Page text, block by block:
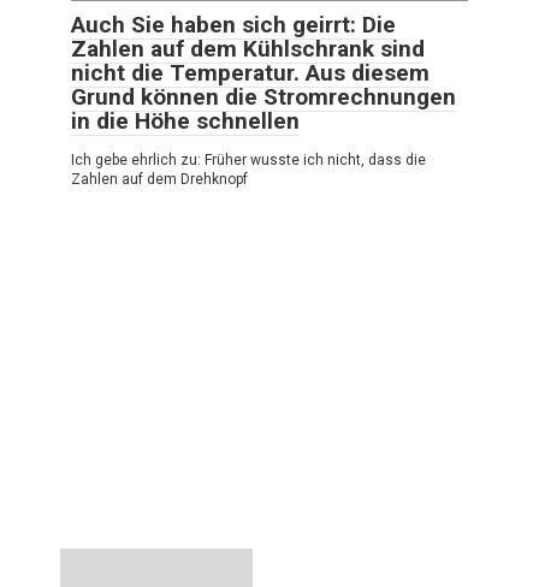
Auch Sie haben sich geirrt: Die
Zahlen auf dem Kühlschrank sind
nicht die Temperatur. Aus diesem
Grund können die Stromrechnungen
in die Höhe schnellen
Ich gebe ehrlich zu: Früher wusste ich nicht, dass die
Zahlen auf dem Drehknopf